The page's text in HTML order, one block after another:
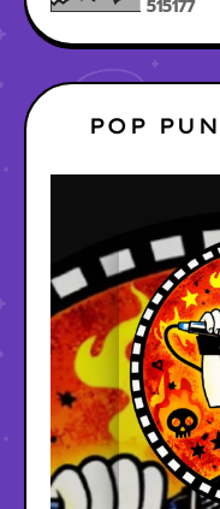
515177
POP